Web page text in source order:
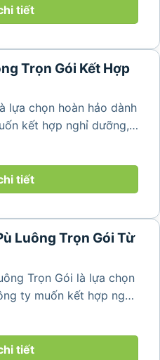
tiết
Trọn Gói Kết Hợp
lựa chọn hoàn hảo dành
kết hợp nghỉ dưỡng,
thể trong không gian
tiết
Luông Trọn Gói Từ
Trọn Gói là lựa chọn
ty muốn kết hợp nghỉ
tái tạo năng lượng sau
thẳng. Với cảnh quan
tiết